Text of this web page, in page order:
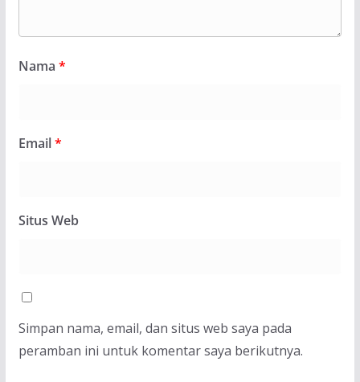
Nama *
Email*
Situs Web
Simpan nama, email, dan situs web saya pada
peramban ini untuk komentar saya berikutnya.